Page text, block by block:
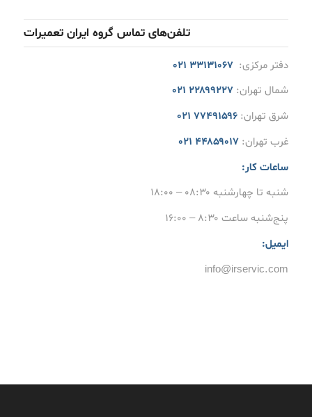
تلفن‌های تماس گروه ایران تعمیرات
دفتر مرکزی: ۳۳۱۳۱۰۶۷ ۰۲۱
شمال تهران: ۲۲۸۹۹۲۲۷ ۰۲۱
شرق تهران: ۷۷۴۹۱۵۹۶ ۰۲۱
غرب تهران: ۴۴۸۵۹۰۱۷ ۰۲۱
ساعات کار:
شنبه تا چهارشنبه ۰۸:۳۰ – ۱۸:۰۰
پنج‌شنبه ساعت ۸:۳۰ – ۱۶:۰۰
ایمیل:
info@irservic.com